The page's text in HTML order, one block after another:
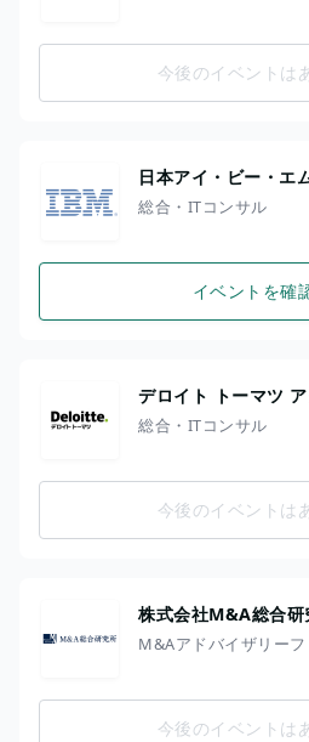
今後のイベントは
日本アイ・ビー・エ
総合・ITコンサル
イベントを確
デロイト トーマツ
総合・ITコンサル
今後のイベントは
株式会社M&A総合研
M&Aアドバイザリー
今後のイベントは